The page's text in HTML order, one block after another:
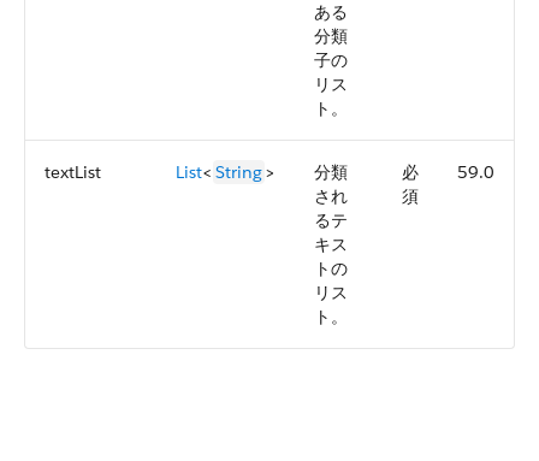
ある
分類
子の
リス
ト。
textList List< String>
分類
され
るテ
キス
トの
リス
ト。
必
須
59.0